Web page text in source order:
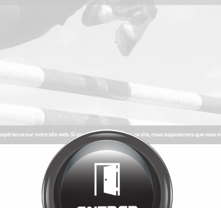
Bienvenue chez
MANÈGE DE LA
TUILERIE